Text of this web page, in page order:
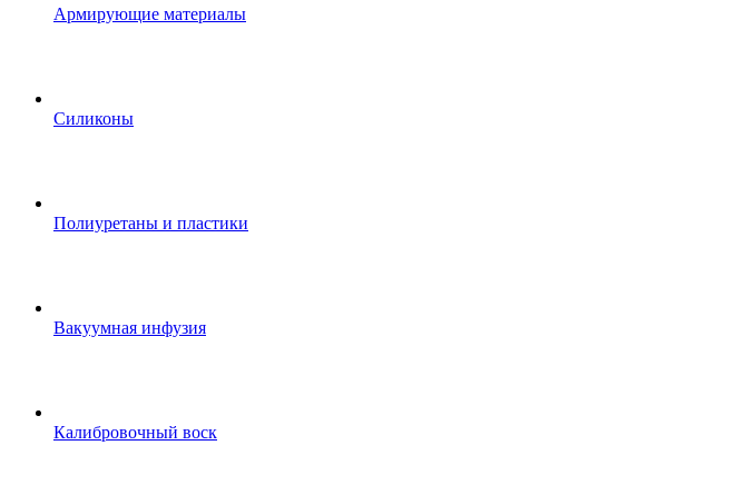
Армирующие материалы
Силиконы
Полиуретаны и пластики
Вакуумная инфузия
Калибровочный воск